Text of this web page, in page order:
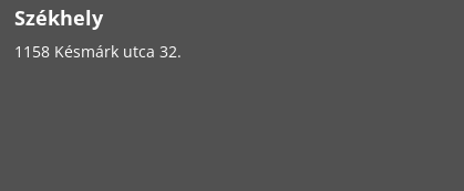
Székhely
1158 Késmárk utca 32.